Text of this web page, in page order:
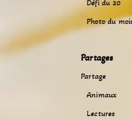
Défi du 20
Photo du
Partages
Partage
Animaux
Lectures